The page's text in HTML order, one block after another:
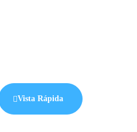
Vista Rápida